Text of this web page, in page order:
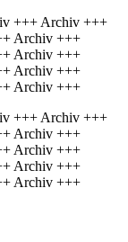
+++ Archiv +++
Archiv +++
Archiv +++
Archiv +++
Archiv +++
+++ Archiv +++
Archiv +++
Archiv +++
Archiv +++
Archiv +++